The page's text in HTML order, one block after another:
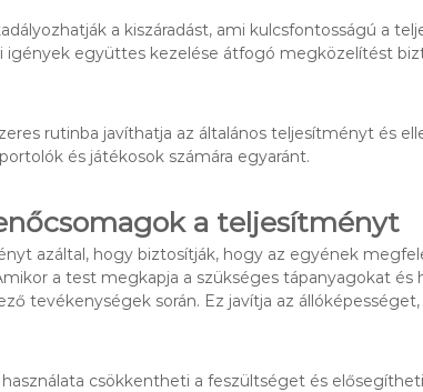
a kiszáradást, ami kulcsfontosságú a
igények együttes kezelése átfogó megközelítést
rutinba javíthatja az általános teljesítményt és
és játékosok számára egyaránt.
a teljesítményt
azáltal, hogy biztosítják, hogy az egyének
a test megkapja a szükséges tápanyagokat és
tevékenységek során. Ez javítja az állóképességet,
csökkentheti a feszültséget és